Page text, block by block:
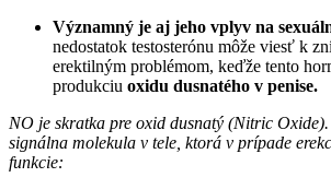
Významný je aj jeho vplyv na
nedostatok testosterónu môže viesť k
erektilným problémom, keďže tento
produkciu oxidu dusnatého v penise.
NO je skratka pre oxid dusnatý (Nitric
signálna molekula v tele, ktorá v prípade
funkcie: